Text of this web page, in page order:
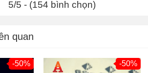
5/5 - (154 bình chọn)
quan
-50% -50%